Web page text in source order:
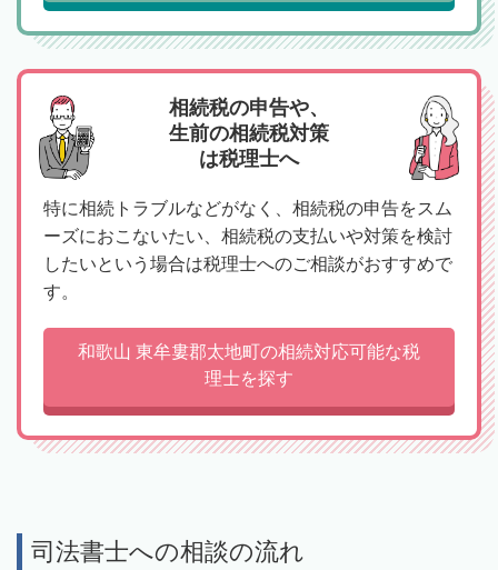
相続税の申告や、
生前の相続税対策
は税理士へ
特に相続トラブルなどがなく、相続税の申告をスム
ーズにおこないたい、相続税の支払いや対策を検討
したいという場合は税理士へのご相談がおすすめで
す。
和歌山 東牟婁郡太地町の相続対応可能な税
理士を探す
司法書士への相談の流れ